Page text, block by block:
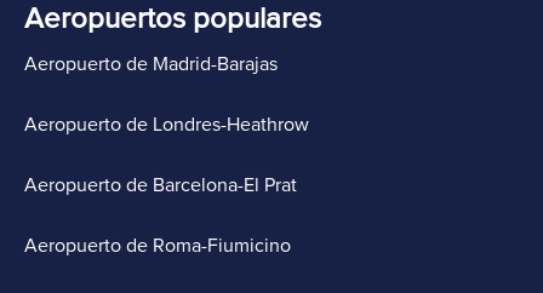
Aeropuertos populares
Aeropuerto de Madrid-Barajas
Aeropuerto de Londres-Heathrow
Aeropuerto de Barcelona-El Prat
Aeropuerto de Roma-Fiumicino